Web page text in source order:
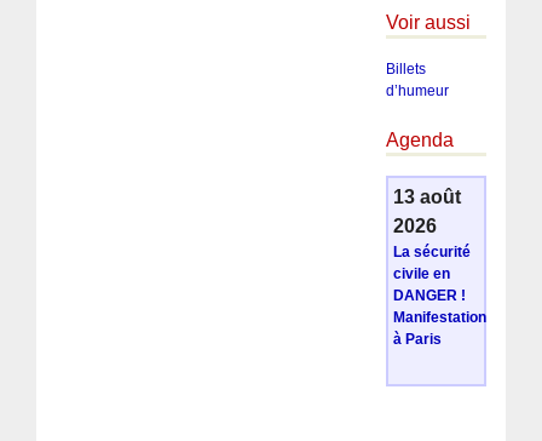
Voir aussi
Billets
d’humeur
Agenda
13 août
2026
La sécurité
civile en
DANGER !
Manifestation
à Paris